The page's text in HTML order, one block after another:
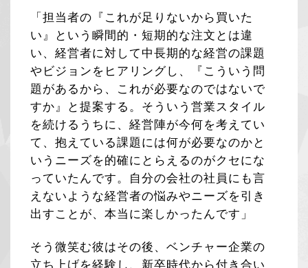
「担当者の『これが足りないから買いた
い』という瞬間的・短期的な注文とは違
い、経営者に対して中長期的な経営の課題
やビジョンをヒアリングし、『こういう問
題があるから、これが必要なのではないで
すか』と提案する。そういう営業スタイル
を続けるうちに、経営陣が今何を考えてい
て、抱えている課題には何が必要なのかと
いうニーズを的確にとらえるのがクセにな
っていたんです。自分の会社の社員にも言
えないような経営者の悩みやニーズを引き
出すことが、本当に楽しかったんです」
そう微笑む彼はその後、ベンチャー企業の
立ち上げを経験し、新卒時代から付き合い